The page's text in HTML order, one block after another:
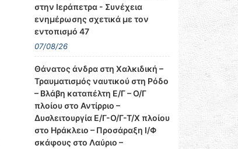
στην Ιεράπετρα - Συνέχεια
ενημέρωσης σχετικά με τον
εντοπισμό 47
07/08/26
Θάνατος άνδρα στη Χαλκιδική –
Τραυματισμός ναυτικού στη Ρόδο
– Βλάβη καταπέλτη Ε/Γ – Ο/Γ
πλοίου στο Αντίρριο –
Δυσλειτουργία Ε/Γ-Ο/Γ-Τ/Χ πλοίου
στο Ηράκλειο – Προσάραξη Ι/Φ
σκάφους στο Λαύριο –